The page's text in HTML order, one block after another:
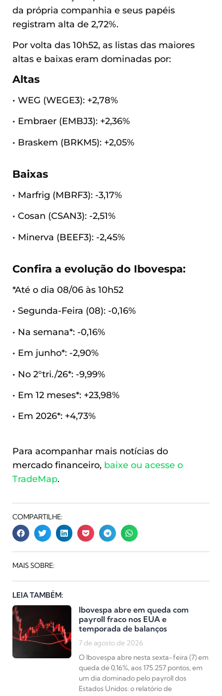
da própria companhia e seus papéis
registram alta de 2,72%.
Por volta das 10h52, as listas das maiores
altas e baixas eram dominadas por:
Altas
• WEG (WEGE3): +2,78%
• Embraer (EMBJ3): +2,36%
• Braskem (BRKM5): +2,05%
Baixas
• Marfrig (MBRF3): -3,17%
• Cosan (CSAN3): -2,51%
• Minerva (BEEF3): -2,45%
Confira a evolução do Ibovespa:
*Até o dia 08/06 às 10h52
• Segunda-Feira (08): -0,16%
• Na semana*: -0,16%
• Em junho*: -2,90%
• No 2°tri./26*: -9,99%
• Em 12 meses*: +23,98%
• Em 2026*: +4,73%
Para acompanhar mais notícias do
mercado financeiro, baixe ou acesse o
TradeMap.
COMPARTILHE:
MAIS SOBRE:
LEIA TAMBÉM:
Ibovespa abre em queda com
payroll fraco nos EUA e
temporada de balanços
7 de agosto de 2026
O Ibovespa abre nesta sexta-feira (7) em
queda de 0,16%, aos 175.257 pontos, em
um dia dominado pelo payroll dos
Estados Unidos: o relatório de